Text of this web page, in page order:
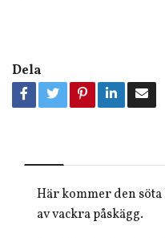
Dela
Här kommer den
av vackra påskägg.